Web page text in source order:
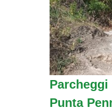
Parcheggi
Punta